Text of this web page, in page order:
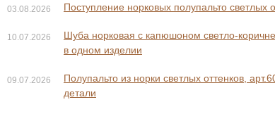
0 ₽ 119 800 ₽ 0
03.08.2026 Поступление норковых полупальто светлых
10.07.2026
Шуба норковая с капюшоном светло-
в одном изделии
09.07.2026
Полупальто из норки светлых оттенков,
детали